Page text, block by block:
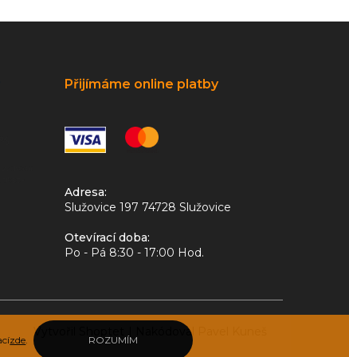
zde ROZUMÍM
Přijímáme online platby
Adresa:
Služovice 197 74728 Služovice
Otevírací doba:
Po - Pá 8:30 - 17:00 Hod.
Vytvořil Shoptet Nakódoval Pavel Kuneš